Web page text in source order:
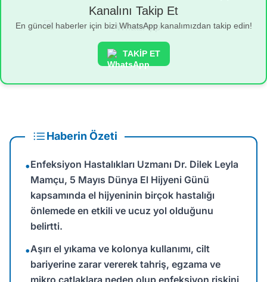
Kanalını Takip Et
En güncel haberler için bizi WhatsApp kanalımızdan takip edin!
TAKİP ET
Haberin Özeti
•Enfeksiyon Hastalıkları Uzmanı Dr. Dilek Leyla
Mamçu, 5 Mayıs Dünya El Hijyeni Günü
kapsamında el hijyeninin birçok hastalığı
önlemede en etkili ve ucuz yol olduğunu
belirtti.
•Aşırı el yıkama ve kolonya kullanımı, cilt
bariyerine zarar vererek tahriş, egzama ve
mikro çatlaklara neden olup enfeksiyon riskini